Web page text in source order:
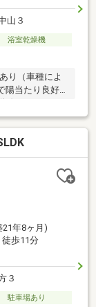
山３
浴室乾燥機
り（車種によ
陽当たり良好■
歩３分（約１
●ファミリー
ｍ）●ミレニテ
21年8ヶ月)
歩11分
３
駐車場あり